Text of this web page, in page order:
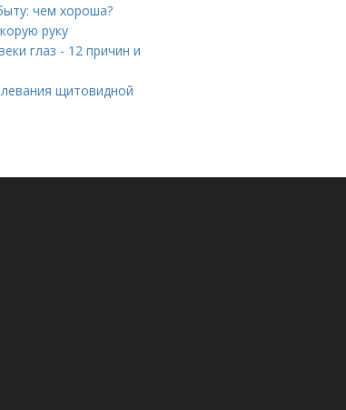
чем хороша?
руку
глаз - 12 причин и
щитовидной